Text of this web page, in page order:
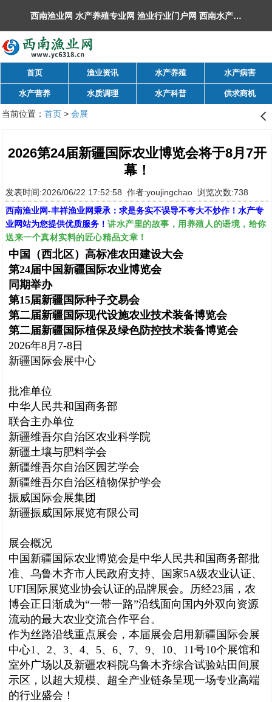
西南渔业网 水产养殖专业网 渔业行业门户网 ​西南水产网 丰祥渔业网 永川水花网，欢迎光临！
首页 渔业资讯 水产养殖 水产病害
水产营养 水质调理 水产科普 供求商机
当前位置： 首页> 会展 󰊒
2026第24届新疆国际农业博览会将于8月7开
幕！
发表时间:2026/06/22 17:52:58 作者:youjingchao 浏览次数:738
西南渔业网-丰祥渔业网秉承：求是务实不误导不夸大不炒作！水产专
业网站为您提供优质服务！ 讲水产里的故事，用养殖人的语境，给你
送来一个真材实料的匠心精品文章！
中国（西北区）高标准农田建设大会
第24届中国新疆国际农业博览会
同期举办
第15届新疆国际种子交易会
第二届新疆国际现代设施农业技术装备博览会
第二届新疆国际植保及绿色防控技术装备博览会
2026年8月7-8日
新疆国际会展中心
批准单位
中华人民共和国商务部
联合主办单位
新疆维吾尔自治区农业科学院
新疆土壤与肥料学会
新疆维吾尔自治区园艺学会
新疆维吾尔自治区植物保护学会
振威国际会展集团
新疆振威国际展览有限公司
展会概况
中国新疆国际农业博览会是中华人民共和国商务部批
准、乌鲁木齐市人民政府支持、国家5A级农业认证、
UFI国际展览业协会认证的品牌展会。历经23届，农
博会正日渐成为“一带一路”沿线面向国内外双向资源
流动的最大农业交流合作平台。
作为丝路沿线重点展会，本届展会启用新疆国际会展
中心1、2、3、4、5、6、7、9、10、11号10个展馆和
室外广场以及新疆农科院乌鲁木齐综合试验站田间展
示区，以超大规模、超全产业链条呈现一场专业高端
的行业盛会！